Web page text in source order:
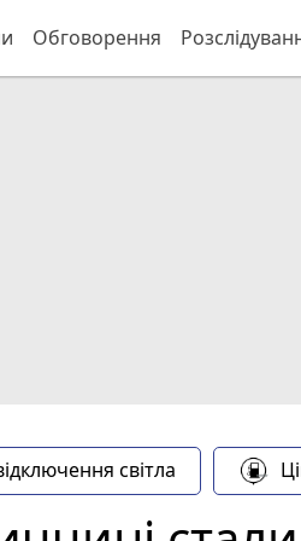
Обговорення
світла